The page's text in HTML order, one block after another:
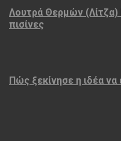
Λουτρά Θερμών (Λίτζα)
πισίνες
Πώς ξεκίνησε η ιδέα